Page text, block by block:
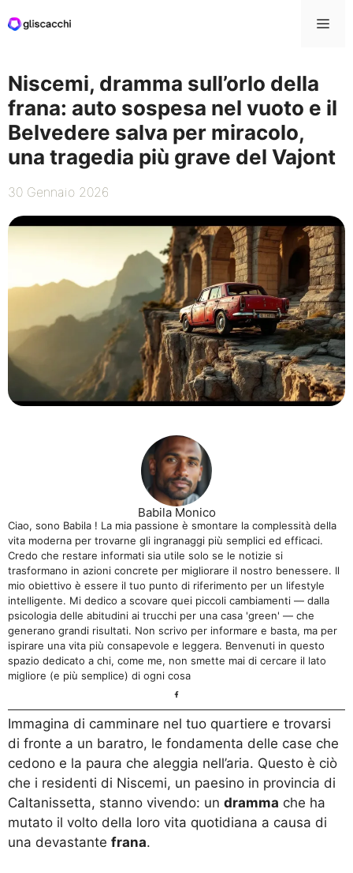
al
Niscemi, dramma sull’orlo della
frana: auto sospesa nel vuoto e il
Belvedere salva per miracolo,
una tragedia più grave del Vajont
30 Gennaio 2026
Babila Monico
Ciao, sono Babila ! La mia passione è smontare la complessità della
vita moderna per trovarne gli ingranaggi più semplici ed efficaci.
Credo che restare informati sia utile solo se le notizie si
trasformano in azioni concrete per migliorare il nostro benessere. Il
mio obiettivo è essere il tuo punto di riferimento per un lifestyle
intelligente. Mi dedico a scovare quei piccoli cambiamenti — dalla
psicologia delle abitudini ai trucchi per una casa 'green' — che
generano grandi risultati. Non scrivo per informare e basta, ma per
ispirare una vita più consapevole e leggera. Benvenuti in questo
spazio dedicato a chi, come me, non smette mai di cercare il lato
migliore (e più semplice) di ogni cosa
Immagina di camminare nel tuo quartiere e trovarsi
di fronte a un baratro, le fondamenta delle case che
cedono e la paura che aleggia nell’aria. Questo è ciò
che i residenti di Niscemi, un paesino in provincia di
Caltanissetta, stanno vivendo: un dramma che ha
mutato il volto della loro vita quotidiana a causa di
una devastante frana.